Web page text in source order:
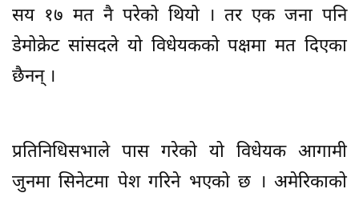
सय १७ मत नै परेको थियो । तर एक जना पनि
डेमोक्रेट सांसदले यो विधेयकको पक्षमा मत दिएका
छैनन् ।
प्रतिनिधिसभाले पास गरेको यो विधेयक आगामी
जुनमा सिनेटमा पेश गरिने भएको छ । अमेरिकाको